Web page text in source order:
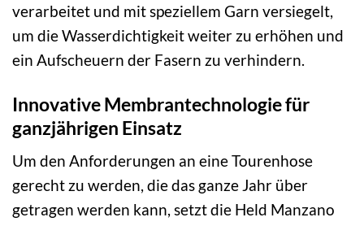
verarbeitet und mit speziellem Garn versiegelt,
um die Wasserdichtigkeit weiter zu erhöhen und
ein Aufscheuern der Fasern zu verhindern.
Innovative Membrantechnologie für
ganzjährigen Einsatz
Um den Anforderungen an eine Tourenhose
gerecht zu werden, die das ganze Jahr über
getragen werden kann, setzt die Held Manzano